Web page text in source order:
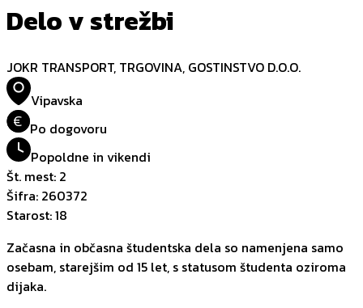
Delo v strežbi
JOKR TRANSPORT, TRGOVINA, GOSTINSTVO D.O.O.
Vipavska
€ Po dogovoru
Popoldne in vikendi
Št. mest: 2
Šifra: 260372
Starost:18
Začasna in občasna študentska dela so namenjena samo
osebam, starejšim od 15 let, s statusom študenta oziroma
dijaka.